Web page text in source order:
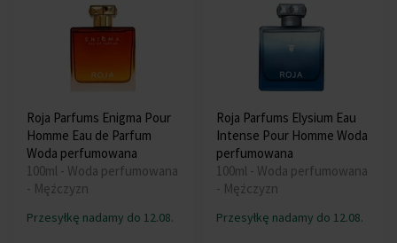
Roja Parfums Enigma Pour
Homme Eau de Parfum
Woda perfumowana
100ml - Woda perfumowana
- Mężczyzn
Przesyłkę nadamy do 12.08.
Roja Parfums Elysium Eau
Intense Pour Homme Woda
perfumowana
100ml - Woda perfumowana
- Mężczyzn
Przesyłkę nadamy do 12.08.